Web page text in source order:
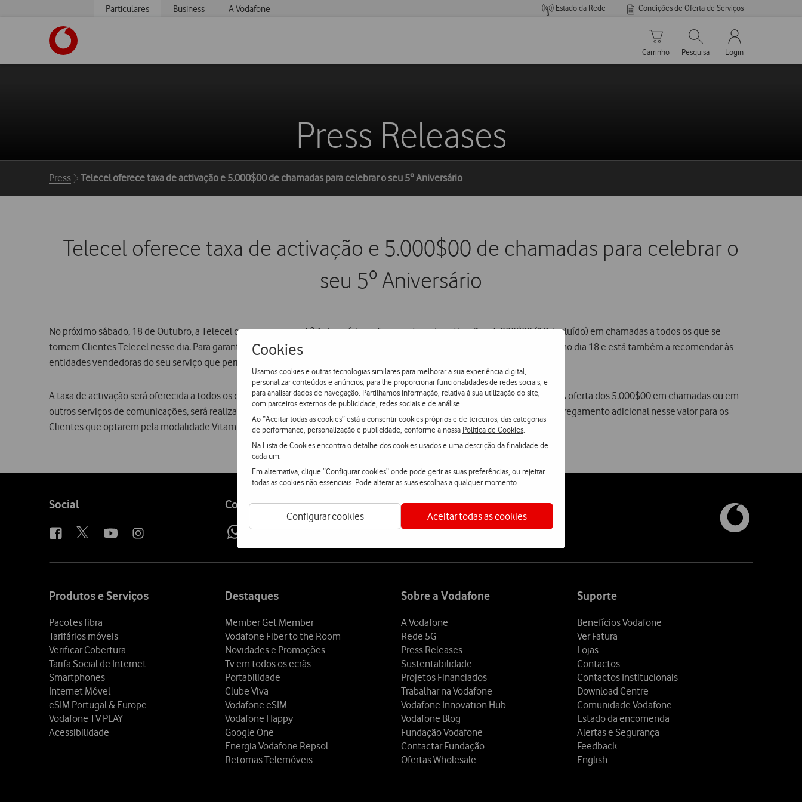
Cookies
Usamos cookies e outras tecnologias similares para melhorar a sua experiência digital,
personalizar conteúdos e anúncios, para lhe proporcionar funcionalidades de redes sociais, e
para analisar dados de navegação. Partilhamos informação, relativa à sua utilização do site,
com parceiros externos de publicidade, redes sociais e de análise.
Ao “Aceitar todas as cookies” está a consentir cookies próprios e de terceiros, das categorias
de performance, personalização e publicidade, conforme a nossa Política de Cookies
Na Lista de Cookiesencontra o detalhe dos cookies usados e uma descrição da finalidade de
cada um.
Em alternativa, clique “Configurar cookies” onde pode gerir as suas preferências, ou rejeitar
todas as cookies não essenciais. Pode alterar as suas escolhas a qualquer momento.
Configurar cookies Aceitar todas as cookies
Particulares Business A Vodafone Estado da Rede Condições de Oferta de Serviços
Carrinho de compras
Carrinho
Pesquisar
Pesquisa
My Vodafone
Login
Press Releases
Breadcrumbs
Press Telecel oferece taxa de activação e 5.000$00 de chamadas para celebrar o seu 5º Aniversário
Telecel oferece taxa de activação e 5.000$00 de chamadas para celebrar o
seu 5º Aniversário
No próximo sábado, 18 de Outubro, a Telecel comemora o seu 5º Aniversário e oferece a taxa de activação e 5.000$00 (IVA incluído) em chamadas a todos os que se
tornem Clientes Telecel nesse dia. Para garantir que a oferta seja o mais alargada possível, a Telecel terá as suas lojas abertas no dia 18 e está também a recomendar às
entidades vendedoras do seu serviço que permaneçam abertas neste sábado.
A taxa de activação será oferecida a todos os que activem o serviço da Telecel através da Caixa de Serviço Telecel ou kit SIM. A oferta dos 5.000$00 em chamadas ou em
outros serviços de comunicações, será realizada mediante crédito em factura subsequente (Caixa de Serviço e kit SIM) ou carregamento adicional nesse valor para os
Clientes que optarem pela modalidade Vitamina.
Follow
Social Contacta-nos
WhatsApp Webchat Fala connosco
Produtos e Serviços
Pacotes fibra
Tarifários móveis
Verificar Cobertura
Tarifa Social de Internet
Smartphones
Internet Móvel
eSIM Portugal & Europe
Vodafone TV PLAY
Acessibilidade
Destaques
Member Get Member
Vodafone Fiber to the Room
Novidades e Promoções
Tv em todos os ecrãs
Portabilidade
Clube Viva
Vodafone eSIM
Vodafone Happy
Google One
Energia Vodafone Repsol
Retomas Telemóveis
Sobre a Vodafone
A Vodafone
Rede 5G
Press Releases
Sustentabilidade
Projetos Financiados
Trabalhar na Vodafone
Vodafone Innovation Hub
Vodafone Blog
Fundação Vodafone
Contactar Fundação
Ofertas Wholesale
Suporte
Benefícios Vodafone
Ver Fatura
Lojas
Contactos
Contactos Institucionais
Download Centre
Comunidade Vodafone
Estado da encomenda
Alertas e Segurança
Feedback
English